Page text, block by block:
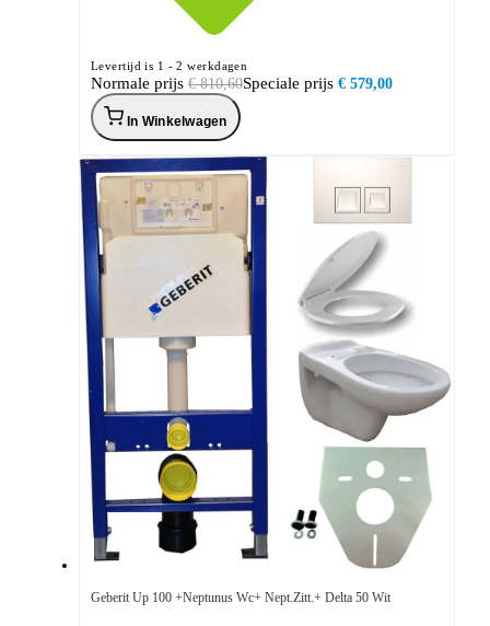
Levertijd is 1 - 2 werkdagen
Speciale prijs € 579,00
Normale prijs € 810,60
In Winkelwagen
Geberit Up 100 +Neptunus Wc+ Nept.Zitt.+ Delta 50 Wit